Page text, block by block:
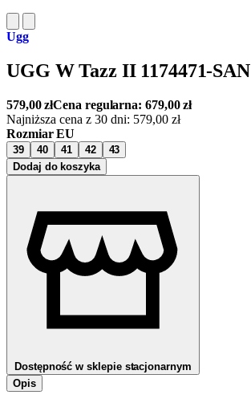
Ugg
UGG W Tazz II 1174471-SAN
579,00złCena regularna:679,00zł
Najniższa cena z 30 dni: 579,00 zł
Rozmiar EU
39 40 41 42
43
Dodaj do koszyka
Dostępność w sklepie stacjonarnym
Opis